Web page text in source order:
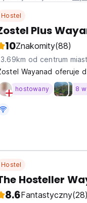
Hostel
Plus
10Znakomity(88)
od centrum
Wayanad oferuje
hostowany 8
Hostel
Hosteller
8.6Fantastyczny(28)